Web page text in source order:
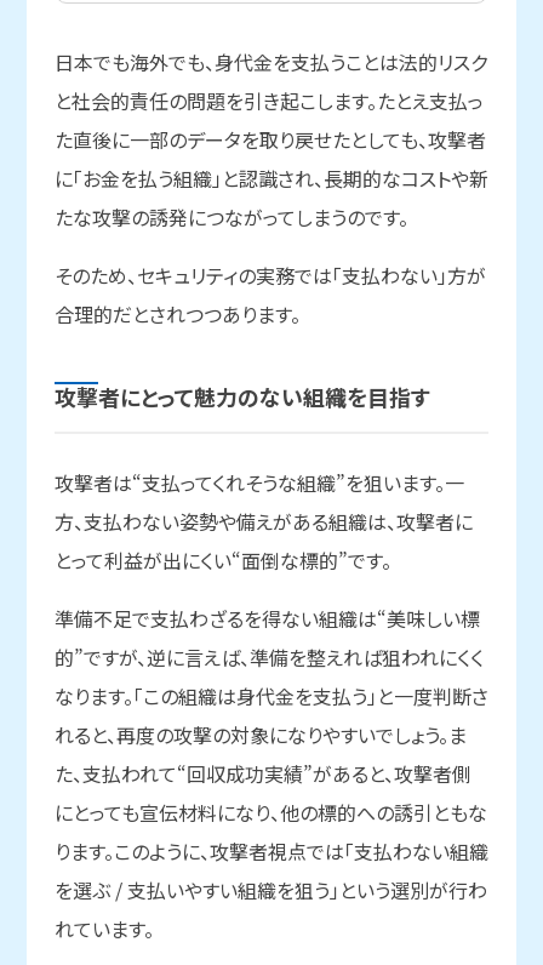
日本でも海外でも、身代金を支払うことは法的リスク
と社会的責任の問題を引き起こします。たとえ支払っ
た直後に一部のデータを取り戻せたとしても、攻撃者
に「お金を払う組織」と認識され、長期的なコストや新
たな攻撃の誘発につながってしまうのです。
そのため、セキュリティの実務では「支払わない」方が
合理的だとされつつあります。
攻撃者にとって魅力のない組織を目指す
攻撃者は“支払ってくれそうな組織”を狙います。一
方、支払わない姿勢や備えがある組織は、攻撃者に
とって利益が出にくい“面倒な標的”です。
準備不足で支払わざるを得ない組織は“美味しい標
的”ですが、逆に言えば、準備を整えれば狙われにくく
なります。「この組織は身代金を支払う」と一度判断さ
れると、再度の攻撃の対象になりやすいでしょう。ま
た、支払われて“回収成功実績”があると、攻撃者側
にとっても宣伝材料になり、他の標的への誘引ともな
ります。このように、攻撃者視点では「支払わない組織
を選ぶ / 支払いやすい組織を狙う」という選別が行わ
れています。